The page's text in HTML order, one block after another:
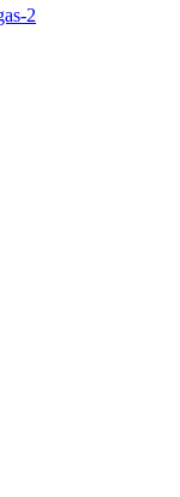
2